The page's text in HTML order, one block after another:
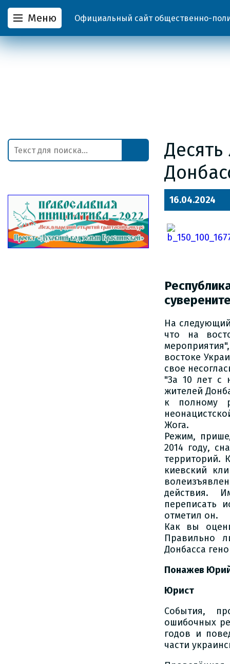
Меню Официальный сайт общественно-
16.04.2024
На
что на
востоке
свое
"За 10 лет с
жителей
к полному
Жога.
Режим,
2014 году,
территорий.
киевский
действия.
переписать
отметил он.
Как вы
Правильно
Донбасса
Понажев
Юрист
События,
ошибочных
годов и
части